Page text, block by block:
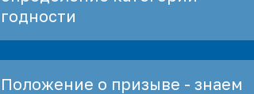
годности
Положение о призыве - знаем